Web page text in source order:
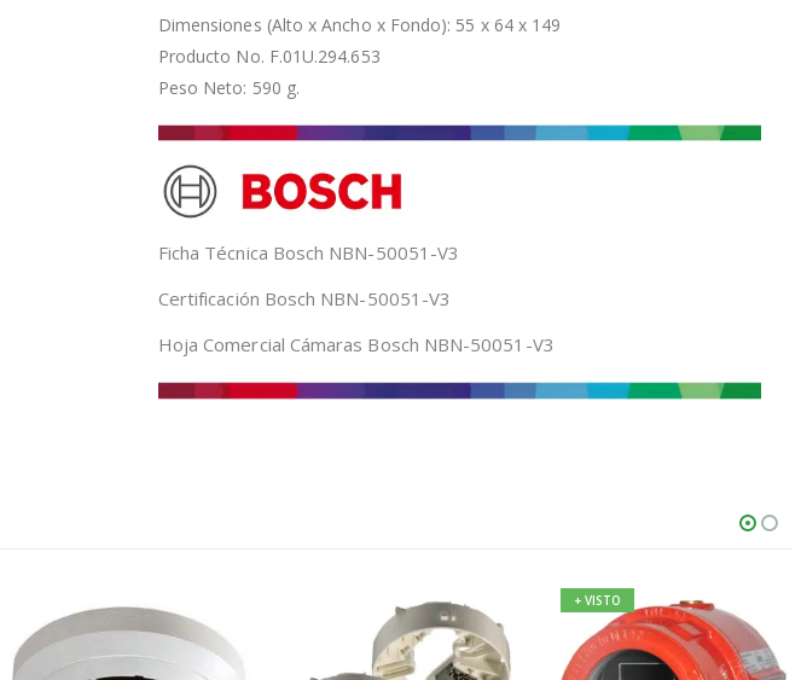
Dimensiones (Alto x Ancho x Fondo): 55 x 64 x 149
Producto No. F.01U.294.653
Peso Neto: 590 g.
Ficha Técnica Bosch NBN-50051-V3
Certificación Bosch NBN-50051-V3
Hoja Comercial Cámaras Bosch NBN-50051-V3
+ VISTO